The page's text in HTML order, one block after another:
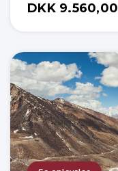
DKK 9.560,00